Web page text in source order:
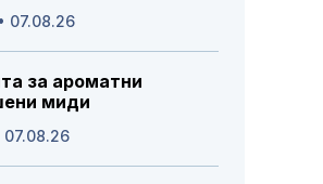
07.08.26
за ароматни
миди
07.08.26